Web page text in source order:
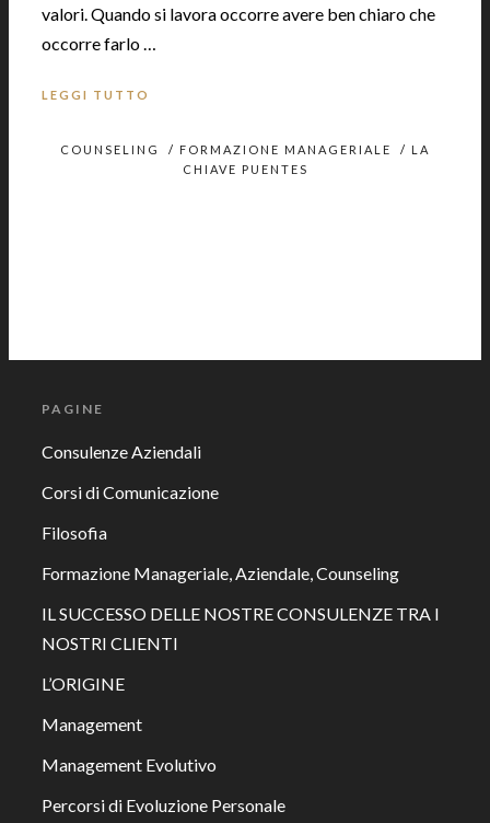
valori. Quando si lavora occorre avere ben chiaro che
occorre farlo …
LEGGI TUTTO
COUNSELING / FORMAZIONE MANAGERIALE / LA
CHIAVE PUENTES
PAGINE
Consulenze Aziendali
Corsi di Comunicazione
Filosofia
Formazione Manageriale, Aziendale, Counseling
IL SUCCESSO DELLE NOSTRE CONSULENZE TRA I
NOSTRI CLIENTI
L’ORIGINE
Management
Management Evolutivo
Percorsi di Evoluzione Personale